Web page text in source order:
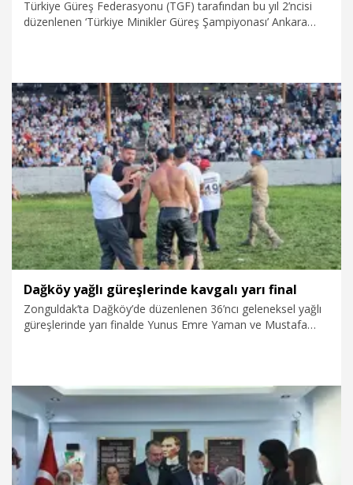
Türkiye Güreş Federasyonu (TGF) tarafından bu yıl 2’ncisi
düzenlenen ‘Türkiye Minikler Güreş Şampiyonası’ Ankara
canlanmasına ve devletimizin bu alana daha fazla yatırım
yapmasına katkı sağlayacak organizasyonları düzenlemeye
devam edeceğiz” dedi.
20.07.2026 Spor
Dağköy yağlı güreşlerinde kavgalı yarı final
Zonguldak’ta Dağköy’de düzenlenen 36’ncı geleneksel yağlı
güreşlerinde yarı finalde Yunus Emre Yaman ve Mustafa
taraflara müdahale etti. Özkaya, Yaman’ı sırtüstü yenerek
finale yükseldi. Finalde de Mehmet Yeşil’i yenen Özkaya altın
kemeri kazandı.
18.07.2026 Spor